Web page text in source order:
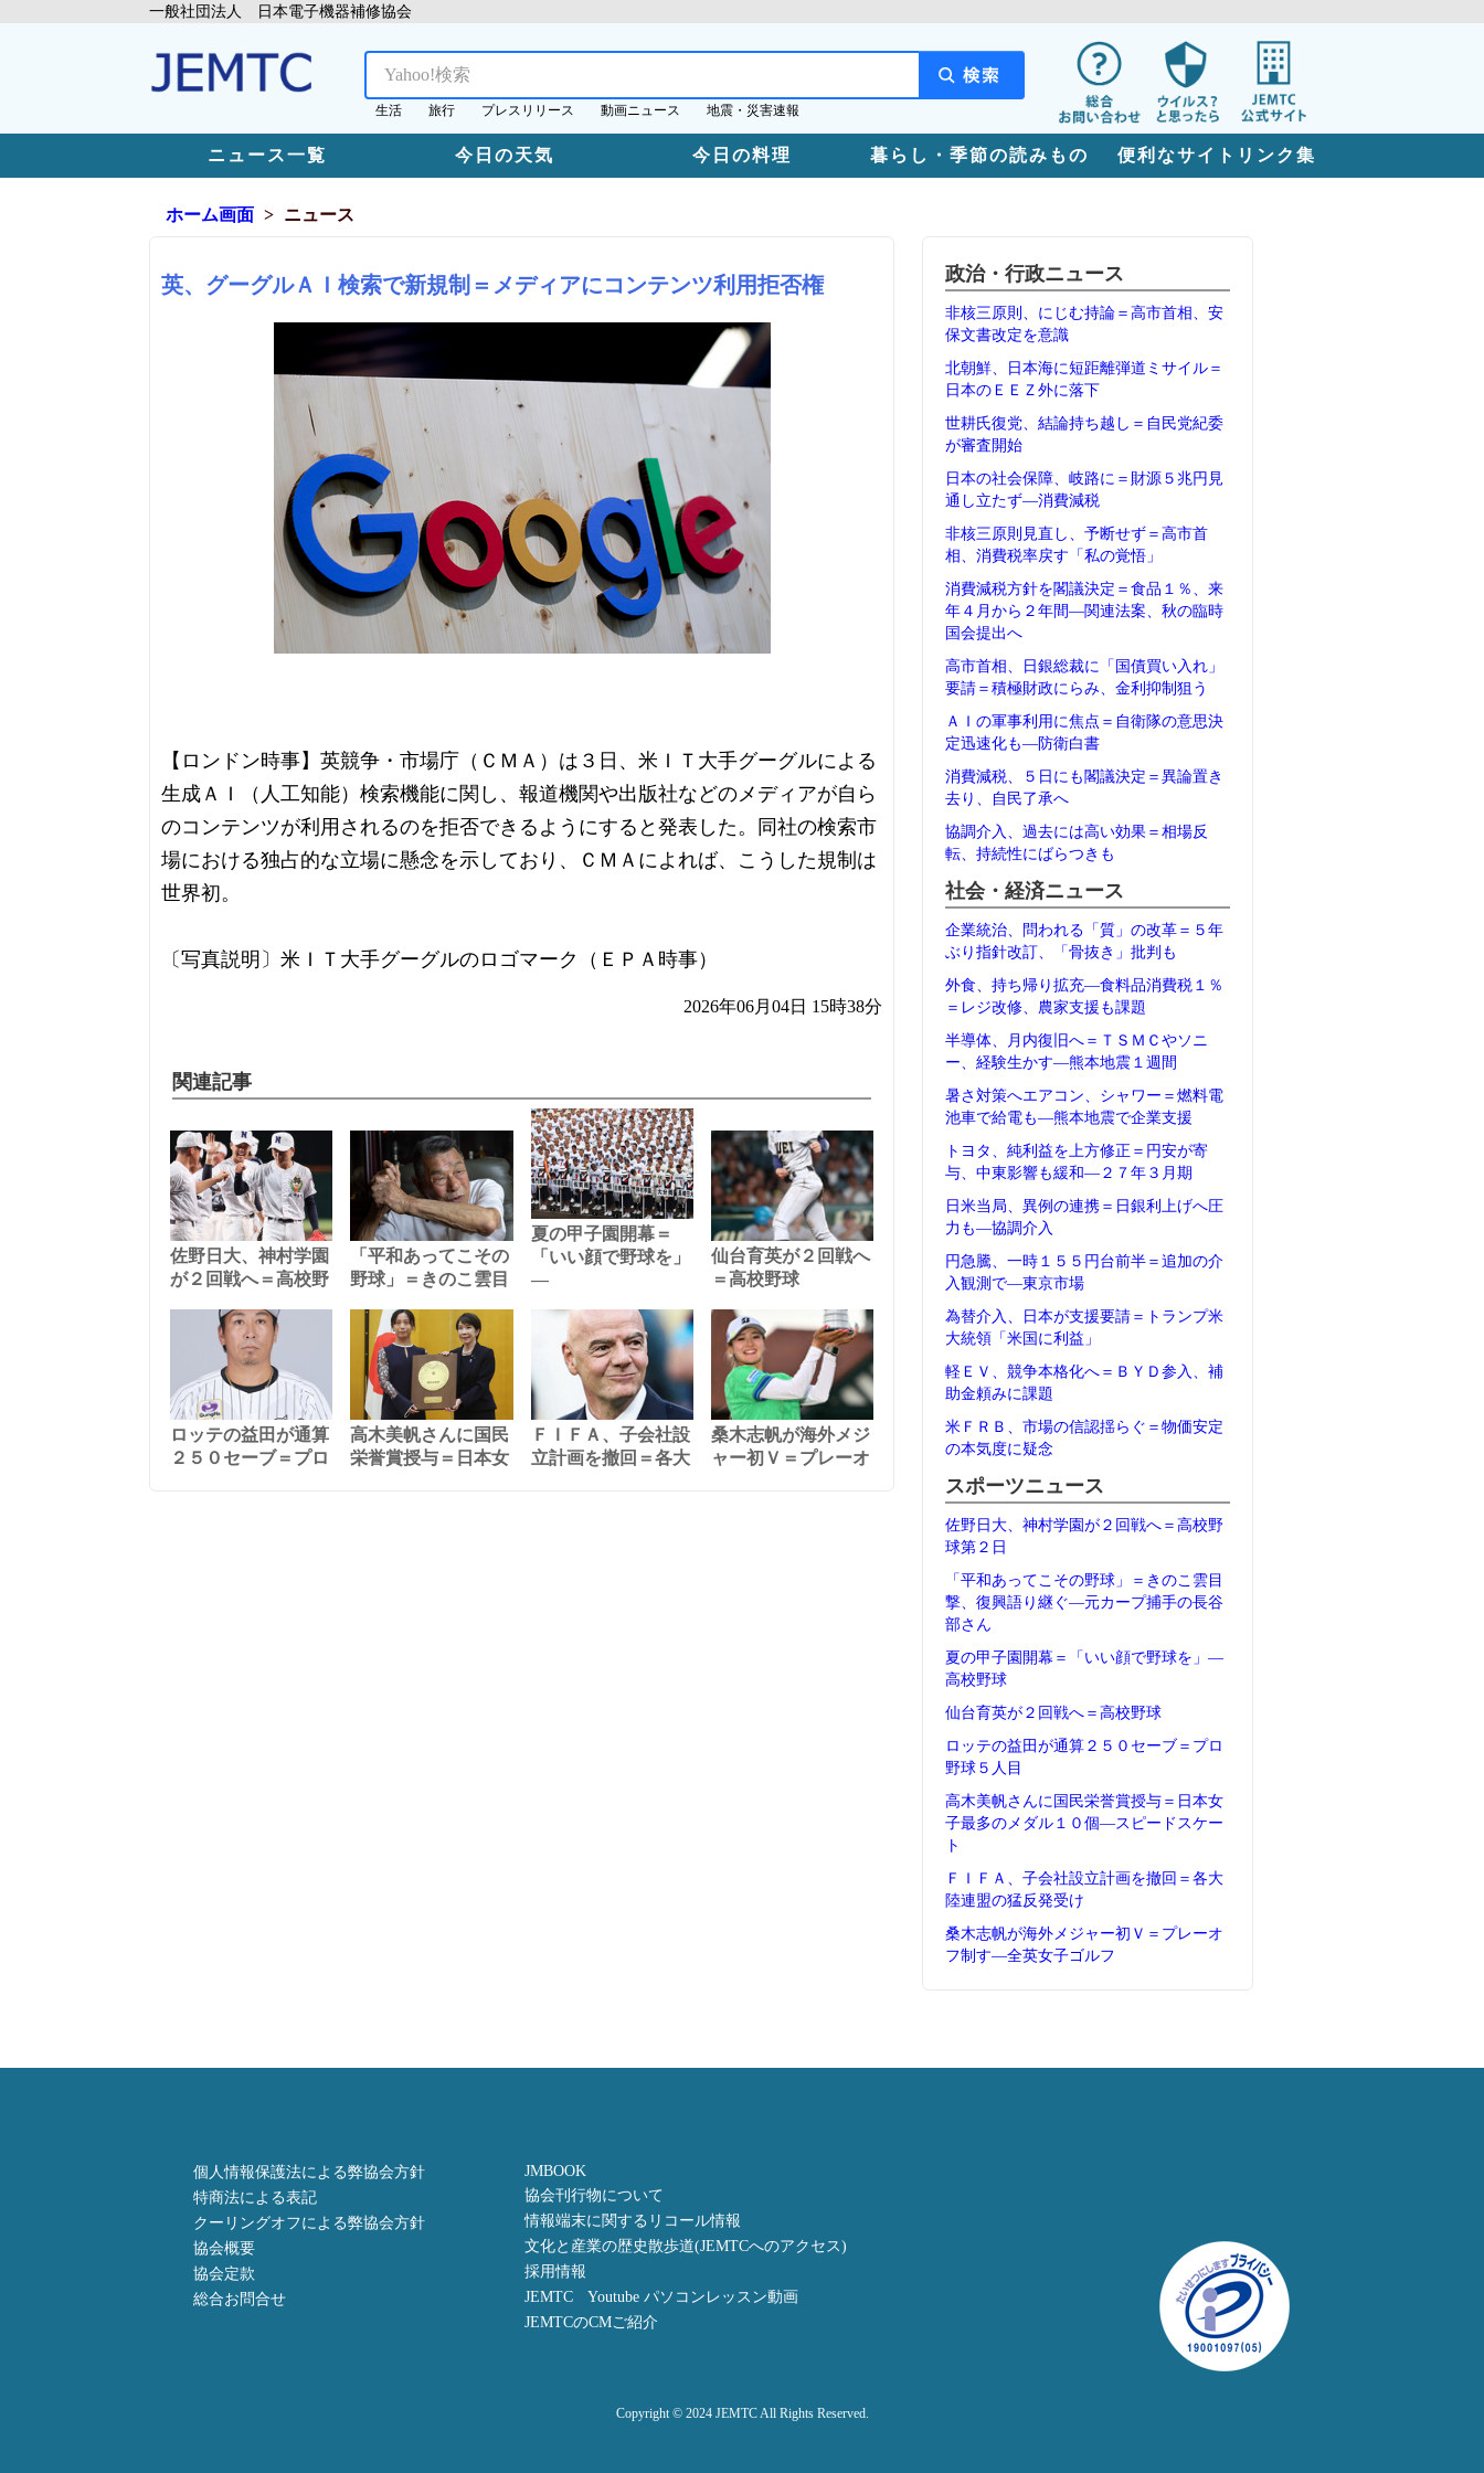
一般社団法人 日本電子機器補修協会
生活 旅行 プレスリリース 動画ニュース 地震・災害速報
ニュース一覧 今日の天気 今日の料理 暮らし・季節の読みもの 便利なサイトリンク集
ホーム画面 ニュース
英、グーグルＡＩ検索で新規制＝メディアにコンテンツ利用拒否権
【ロンドン時事】英競争・市場庁（ＣＭＡ）は３日、米ＩＴ大手グーグルによる
生成ＡＩ（人工知能）検索機能に関し、報道機関や出版社などのメディアが自ら
のコンテンツが利用されるのを拒否できるようにすると発表した。同社の検索市
場における独占的な立場に懸念を示しており、ＣＭＡによれば、こうした規制は
世界初。
〔写真説明〕米ＩＴ大手グーグルのロゴマーク（ＥＰＡ時事）
2026年06月04日 15時38分
関連記事
佐野日大、神村学園
が２回戦へ＝高校野
「平和あってこその
野球」＝きのこ雲目
夏の甲子園開幕＝
「いい顔で野球を」
―
仙台育英が２回戦へ
＝高校野球
ロッテの益田が通算
２５０セーブ＝プロ
高木美帆さんに国民
栄誉賞授与＝日本女
ＦＩＦＡ、子会社設
立計画を撤回＝各大
桑木志帆が海外メジ
ャー初Ｖ＝プレーオ
政治・行政ニュース
非核三原則、にじむ持論＝高市首相、安
保文書改定を意識
北朝鮮、日本海に短距離弾道ミサイル＝
日本のＥＥＺ外に落下
世耕氏復党、結論持ち越し＝自民党紀委
が審査開始
日本の社会保障、岐路に＝財源５兆円見
通し立たず―消費減税
非核三原則見直し、予断せず＝高市首
相、消費税率戻す「私の覚悟」
消費減税方針を閣議決定＝食品１％、来
年４月から２年間―関連法案、秋の臨時
国会提出へ
高市首相、日銀総裁に「国債買い入れ」
要請＝積極財政にらみ、金利抑制狙う
ＡＩの軍事利用に焦点＝自衛隊の意思決
定迅速化も―防衛白書
消費減税、５日にも閣議決定＝異論置き
去り、自民了承へ
協調介入、過去には高い効果＝相場反
転、持続性にばらつきも
社会・経済ニュース
企業統治、問われる「質」の改革＝５年
ぶり指針改訂、「骨抜き」批判も
外食、持ち帰り拡充―食料品消費税１％
＝レジ改修、農家支援も課題
半導体、月内復旧へ＝ＴＳＭＣやソニ
ー、経験生かす―熊本地震１週間
暑さ対策へエアコン、シャワー＝燃料電
池車で給電も―熊本地震で企業支援
トヨタ、純利益を上方修正＝円安が寄
与、中東影響も緩和―２７年３月期
日米当局、異例の連携＝日銀利上げへ圧
力も―協調介入
円急騰、一時１５５円台前半＝追加の介
入観測で―東京市場
為替介入、日本が支援要請＝トランプ米
大統領「米国に利益」
軽ＥＶ、競争本格化へ＝ＢＹＤ参入、補
助金頼みに課題
米ＦＲＢ、市場の信認揺らぐ＝物価安定
の本気度に疑念
スポーツニュース
佐野日大、神村学園が２回戦へ＝高校野
球第２日
「平和あってこその野球」＝きのこ雲目
撃、復興語り継ぐ―元カープ捕手の長谷
部さん
夏の甲子園開幕＝「いい顔で野球を」―
高校野球
仙台育英が２回戦へ＝高校野球
ロッテの益田が通算２５０セーブ＝プロ
野球５人目
高木美帆さんに国民栄誉賞授与＝日本女
子最多のメダル１０個―スピードスケー
ト
ＦＩＦＡ、子会社設立計画を撤回＝各大
陸連盟の猛反発受け
桑木志帆が海外メジャー初Ｖ＝プレーオ
フ制す―全英女子ゴルフ
個人情報保護法による弊協会方針
特商法による表記
クーリングオフによる弊協会方針
協会概要
協会定款
総合お問合せ
JMBOOK
協会刊行物について
情報端末に関するリコール情報
文化と産業の歴史散歩道(JEMTCへのアクセス)
採用情報
JEMTC Youtube パソコンレッスン動画
JEMTCのCMご紹介
Copyright © 2024 JEMTC All Rights Reserved.